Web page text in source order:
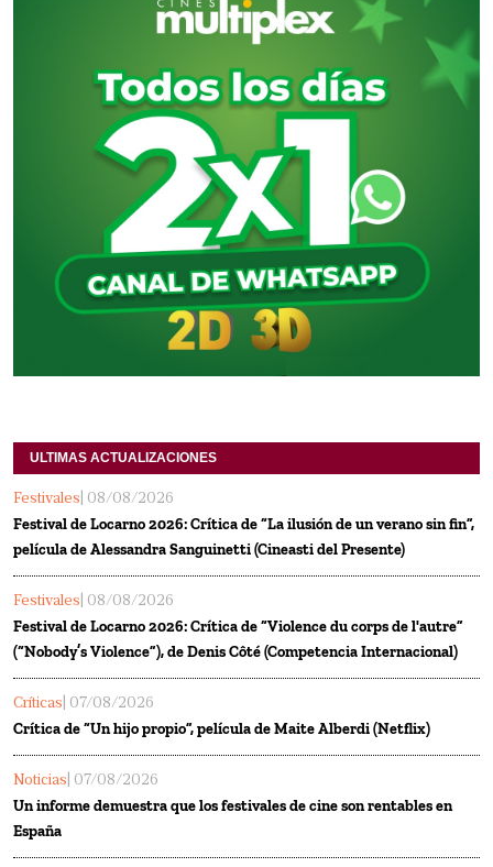
ULTIMAS ACTUALIZACIONES
Festivales | 08/08/2026
Festival de Locarno 2026: Crítica de “La ilusión de un verano sin fin”,
película de Alessandra Sanguinetti (Cineasti del Presente)
Festivales | 08/08/2026
Festival de Locarno 2026: Crítica de “Violence du corps de l'autre”
(“Nobody’s Violence”), de Denis Côté (Competencia Internacional)
Críticas | 07/08/2026
Crítica de “Un hijo propio”, película de Maite Alberdi (Netflix)
Noticias | 07/08/2026
Un informe demuestra que los festivales de cine son rentables en
España